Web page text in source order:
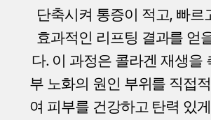
단축시켜 통증이 적고, 빠르
효과적인 리프팅 결과를 얻
다. 이 과정은 콜라겐 재생을
부 노화의 원인 부위를 직접
여 피부를 건강하고 탄력 있